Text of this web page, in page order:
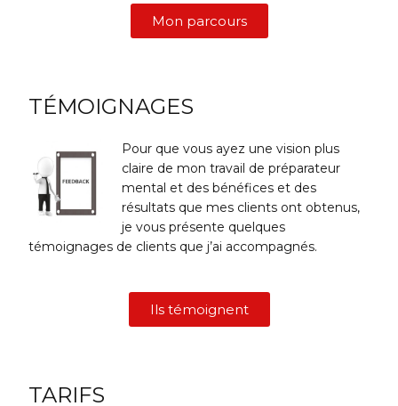
Mon parcours
TÉMOIGNAGES
Pour que vous ayez une vision plus
claire de mon travail de préparateur
mental et des bénéfices et des
résultats que mes clients ont obtenus,
je vous présente quelques
témoignages de clients que j’ai accompagnés.
Ils témoignent
TARIFS